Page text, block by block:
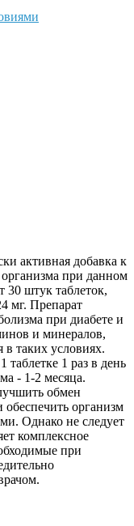
активная добавка к
при данном
30 штук таблеток,
мг. Препарат
при диабете и
и минералов,
таких условиях.
1 раз в день
- 1-2 месяца.
обмен
организм
Однако не следует
комплексное
при